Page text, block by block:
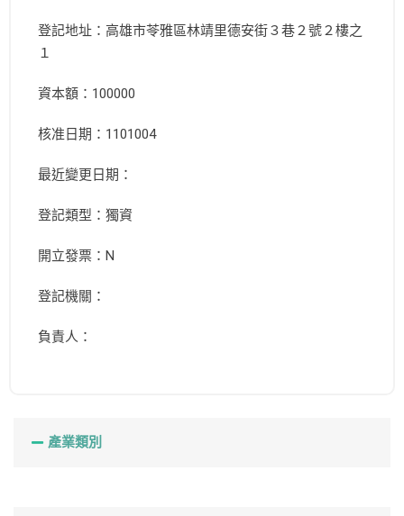
登記地址：高雄市苓雅區林靖里德安街３巷２號２樓之
１
資本額：100000
核准日期：1101004
最近變更日期：
登記類型：獨資
開立發票：N
登記機關：
負責人：
產業類別